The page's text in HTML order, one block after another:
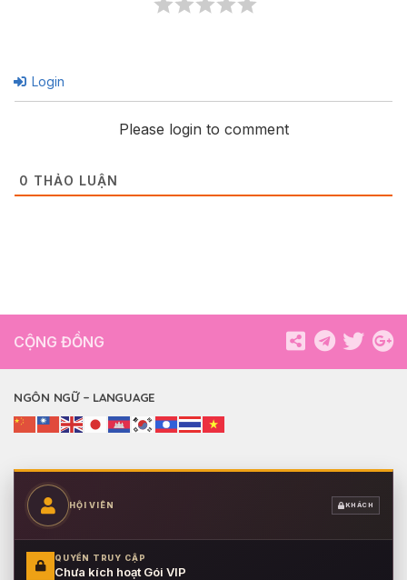
Login
Please login to comment
0 THẢO LUẬN
CỘNG ĐỒNG
NGÔN NGỮ – LANGUAGE
HỘI VIÊN KHÁCH
QUYỀN TRUY CẬP
Chưa kích hoạt Gói VIP